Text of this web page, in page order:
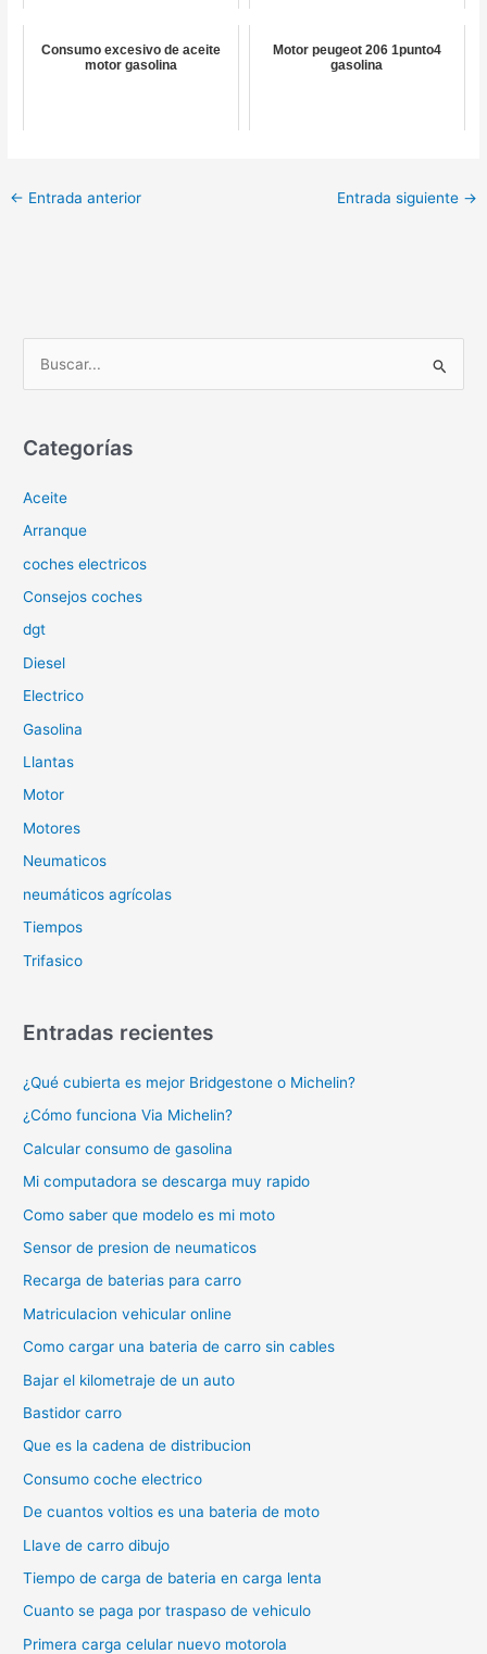
Consumo excesivo de aceite
motor gasolina
Motor peugeot 206 1punto4
gasolina
← Entrada anterior Entrada siguiente →
c
r
p
o
Categorías
Aceite
Arranque
coches electricos
Consejos coches
dgt
Diesel
Electrico
Gasolina
Llantas
Motor
Motores
Neumaticos
neumáticos agrícolas
Tiempos
Trifasico
Entradas recientes
¿Qué cubierta es mejor Bridgestone o Michelin?
¿Cómo funciona Via Michelin?
Calcular consumo de gasolina
Mi computadora se descarga muy rapido
Como saber que modelo es mi moto
Sensor de presion de neumaticos
Recarga de baterias para carro
Matriculacion vehicular online
Como cargar una bateria de carro sin cables
Bajar el kilometraje de un auto
Bastidor carro
Que es la cadena de distribucion
Consumo coche electrico
De cuantos voltios es una bateria de moto
Llave de carro dibujo
Tiempo de carga de bateria en carga lenta
Cuanto se paga por traspaso de vehiculo
Primera carga celular nuevo motorola